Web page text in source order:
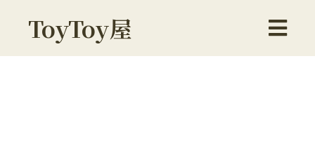
ToyToy屋